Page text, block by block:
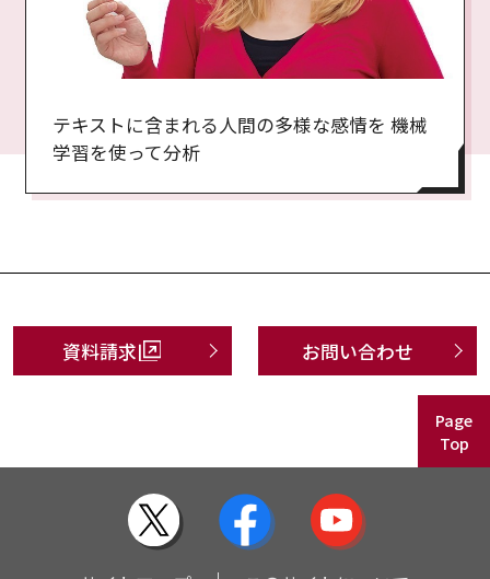
テキストに含まれる人間の多様な感情を 機械
学習を使って分析
資料請求 お問い合わせ
Page
Top